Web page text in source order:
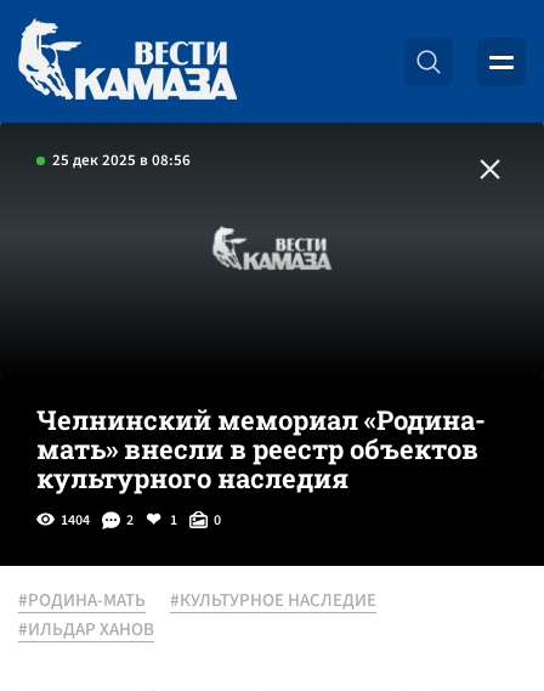
25 дек 2025 в 08:56
Челнинский мемориал «Родина-
мать» внесли в реестр объектов
культурного наследия
1404 2 1 0
#РОДИНА-МАТЬ
#КУЛЬТУРНОЕ НАСЛЕДИЕ
#ИЛЬДАР ХАНОВ